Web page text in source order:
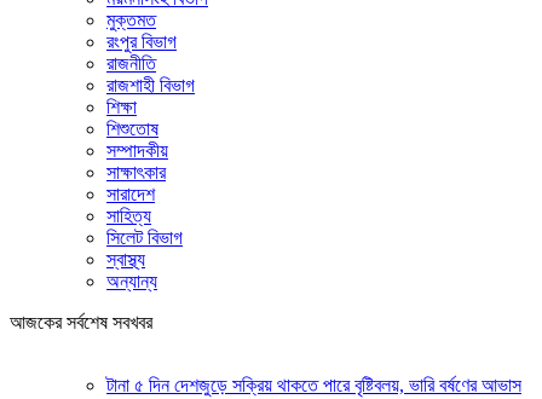
মুক্তমত
রংপুর বিভাগ
রাজনীতি
রাজশাহী বিভাগ
শিক্ষা
শিশুতোষ
সম্পাদকীয়
সাক্ষাৎকার
সারাদেশ
সাহিত্য
সিলেট বিভাগ
স্বাস্থ্য
অন্যান্য
আজকের সর্বশেষ সবখবর
টানা ৫ দিন দেশজুড়ে সক্রিয় থাকতে পারে বৃষ্টিবলয়, ভারি বর্ষণের আভাস